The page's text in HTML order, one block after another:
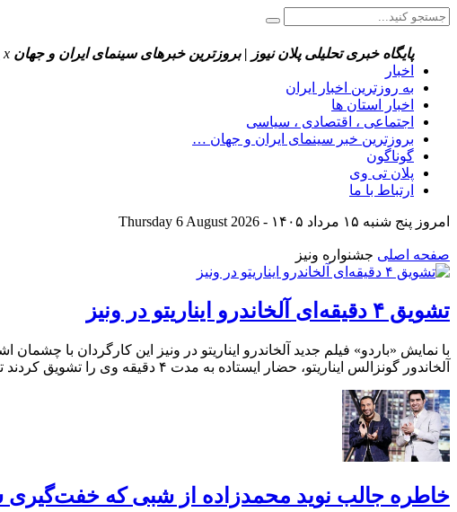
پایگاه خبری تحلیلی پلان نیوز | بروزترین خبرهای سینمای ایران و جهان x
اخبار
به روزترین اخبار ایران
اخبار استان ها
اجتماعی ، اقتصادی ، سیاسی
بروزترین خبر سینمای ایران و جهان …
گوناگون
پلان تی وی
ارتباط با ما
امروز پنج شنبه ۱۵ مرداد ۱۴۰۵ - Thursday 6 August 2026
صفحه اصلی جشنواره ونیز
تشویق ۴ دقیقه‌ای آلخاندرو ایناریتو در ونیز
آلخاندور گونزالس ایناریتو، حضار ایستاده به مدت ۴ دقیقه وی را تشویق کردند تا آنجا که چشمان کارگردان مکزیکی به
خاطره جالب نوید محمدزاده از شبی که